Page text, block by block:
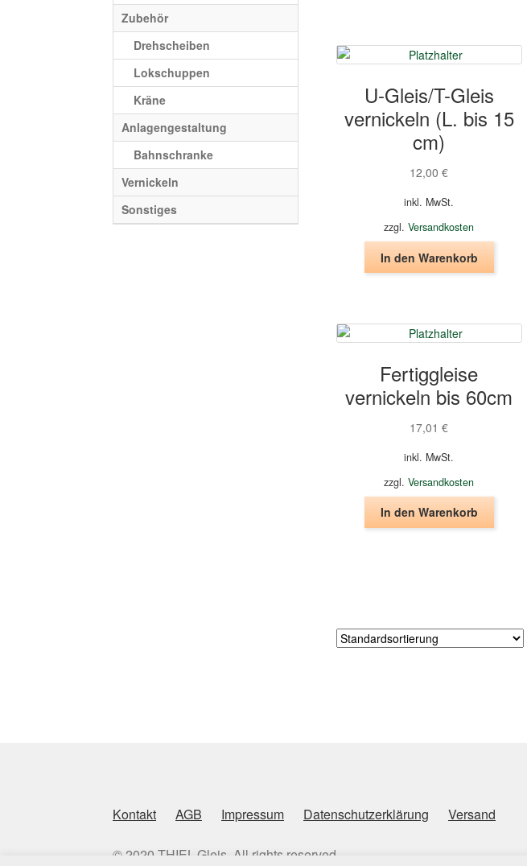
U-Gleis/T-Gleis
vernickeln (L. bis 15
cm)
12,00€
inkl. MwSt.
zzgl.Versandkosten
In den Warenkorb
Fertiggleise
vernickeln bis 60cm
17,01€
inkl. MwSt.
zzgl.Versandkosten
In den Warenkorb
Zubehör
Drehscheiben
Lokschuppen
Kräne
Anlagengestaltung
Bahnschranke
Vernickeln
Sonstiges
Kontakt AGB Impressum Datenschutzerklärung Versand
© 2020 THIEL-Gleis. All rights reserved